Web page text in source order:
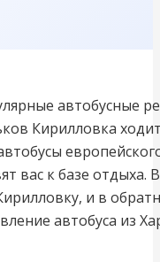
автобусные
Кирилловка
вас к базе
и в
автобуса из